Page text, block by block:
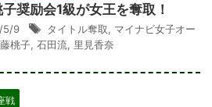
奨励会1級が女王を奪取！
5/9 タイトル奪取, マイナビ女子オー
桃子, 石田流, 里見香奈
戦